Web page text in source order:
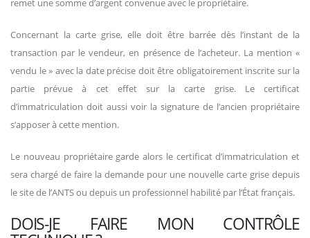
remet une somme d’argent convenue avec le propriétaire.
Concernant la carte grise, elle doit être barrée dès l’instant de la
transaction par le vendeur, en présence de l’acheteur. La mention «
vendu le » avec la date précise doit être obligatoirement inscrite sur la
partie prévue à cet effet sur la carte grise. Le certificat
d’immatriculation doit aussi voir la signature de l’ancien propriétaire
s’apposer à cette mention.
Le nouveau propriétaire garde alors le certificat d’immatriculation et
sera chargé de faire la demande pour une nouvelle carte grise depuis
le site de l’ANTS ou depuis un professionnel habilité par l’État français.
DOIS-JE FAIRE MON CONTRÔLE